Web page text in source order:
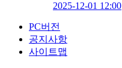
2025-12-01 12:00
PC버전
공지사항
사이트맵